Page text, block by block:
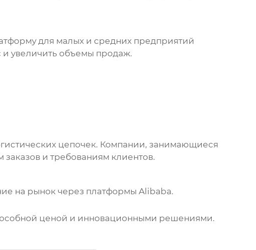
для малых и средних предприятий
увеличить объемы продаж.
цепочек. Компании, занимающиеся
и требованиям клиентов.
на рынок через платформы Alibaba.
ценой и инновационными решениями.